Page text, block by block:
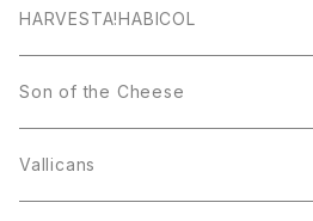
HARVESTA!HABICOL
Son of the Cheese
Vallicans